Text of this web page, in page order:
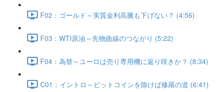
F02：ゴールド～実質金利高騰も下げない？ (4:56)
F03：WTI原油～先物曲線のつながり (5:22)
F04：為替～ユーロは売り専用機に返り咲きか？ (8:34)
C01：イントロ～ビットコインを除けば修羅の道 (6:41)